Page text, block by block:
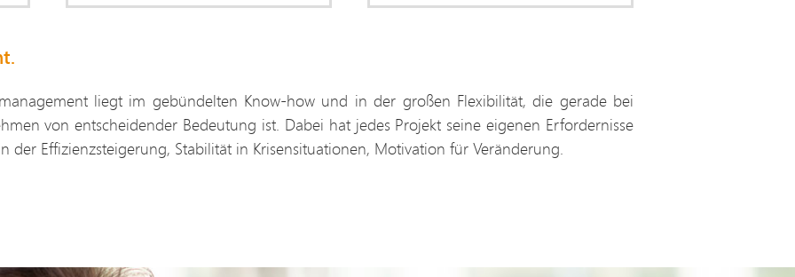
liegt im gebündelten Know-how und in der großen Flexibilität, die gerade bei
von entscheidender Bedeutung ist. Dabei hat jedes Projekt seine eigenen Erfordernisse
der Effizienzsteigerung, Stabilität in Krisensituationen, Motivation für Veränderung.